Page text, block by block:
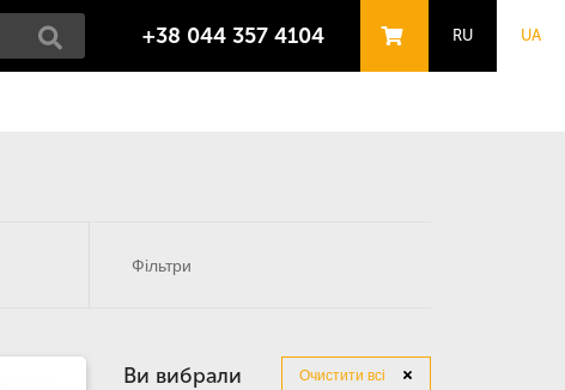
+38 044 357 4104 RU UA
Ви вибрали Очистити всі
Фільтри